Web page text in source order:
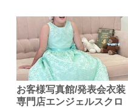
お客様写真館/発表会衣装
専門店エンジェルスクロ